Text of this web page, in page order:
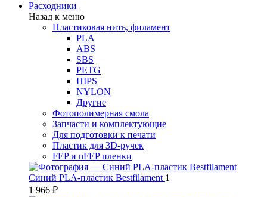
Расходники
Назад к меню
Пластиковая нить, филамент
PLA
ABS
SBS
PETG
HIPS
NYLON
Другие
Фотополимерная смола
Запчасти и комплектующие
Для подготовки к печати
Пластик для 3D-ручек
FEP и nFEP пленки
Синий PLA-пластик Bestfilament 1
1 966 ₽